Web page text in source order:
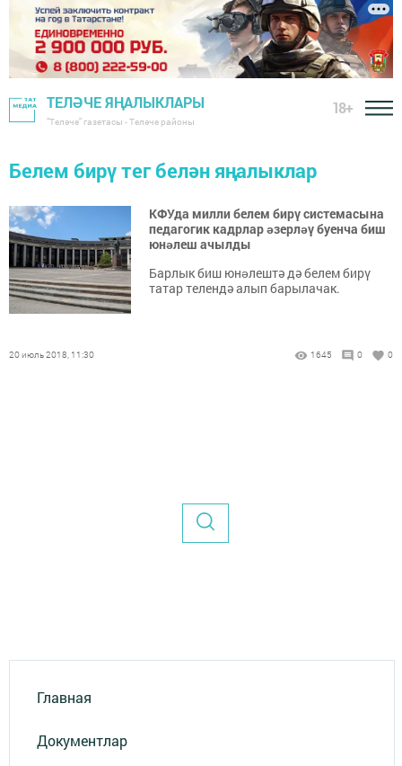
ТЕЛӘЧЕ ЯҢАЛЫКЛАРЫ
"Теләче" газетасы - Теләче районы
18+
Белем бирү тег белән яңалыклар
КФУда милли белем бирү системасына
педагогик кадрлар əзерлəү буенча биш
юнəлеш ачылды
Барлык биш юнəлештә дә белем бирү
татар телендә алып барылачак.
20 июль 2018, 11:30 1645 0 0
Главная
Документлар